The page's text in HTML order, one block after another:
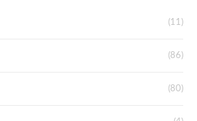
(11)
(86)
(80)